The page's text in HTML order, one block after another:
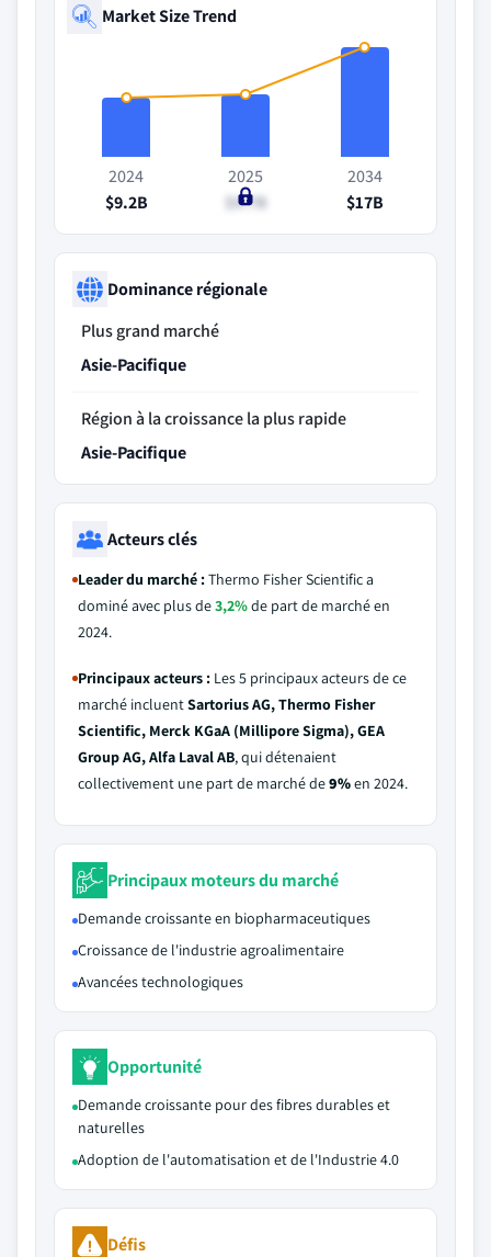
Market Size Trend
2024
$9.2B
2025
$9.7B
2034
$17B
Dominance régionale
Plus grand marché
Asie-Pacifique
Région à la croissance la plus rapide
Asie-Pacifique
Acteurs clés
Leader du marché :Thermo Fisher Scientific a
dominé avec plus de3,2%de part de marché en
2024.
Principaux acteurs : Les 5 principaux acteurs de ce
marché incluentSartorius AG, Thermo Fisher
Scientific, Merck KGaA (Millipore Sigma), GEA
Group AG, Alfa Laval AB, qui détenaient
collectivement une part de marché de9%en 2024.
Principaux moteurs du marché
Demande croissante en biopharmaceutiques
Croissance de l'industrie agroalimentaire
Avancées technologiques
Opportunité
Demande croissante pour des fibres durables et
naturelles
Adoption de l'automatisation et de l'Industrie 4.0
Défis